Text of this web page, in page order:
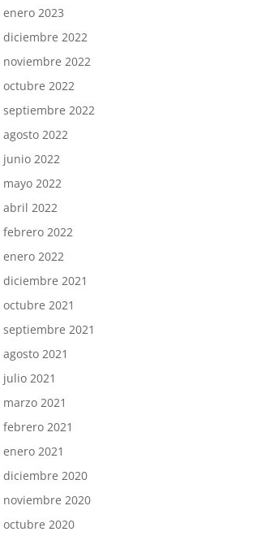
enero 2023
diciembre 2022
noviembre 2022
octubre 2022
septiembre 2022
agosto 2022
junio 2022
mayo 2022
abril 2022
febrero 2022
enero 2022
diciembre 2021
octubre 2021
septiembre 2021
agosto 2021
julio 2021
marzo 2021
febrero 2021
enero 2021
diciembre 2020
noviembre 2020
octubre 2020